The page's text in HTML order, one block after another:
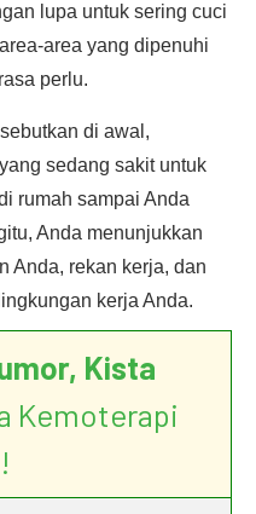
lupa untuk sering cuci
area yang dipenuhi
perlu.
di awal,
sedang sakit untuk
rumah sampai Anda
Anda menunjukkan
Anda, rekan kerja, dan
kerja Anda.
Kista
Kemoterapi